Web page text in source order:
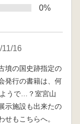
0%
11/16
墳の国史跡指定の
発行の書籍は、何
うで…？室宮山
示施設も出来たの
もこちらへ。